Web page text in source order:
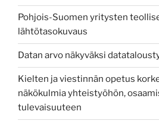
Pohjois-Suomen yritysten
lähtötasokuvaus
Datan arvo näkyväksi
Kielten ja viestinnän opetus
näkökulmia yhteistyöhön,
tulevaisuuteen